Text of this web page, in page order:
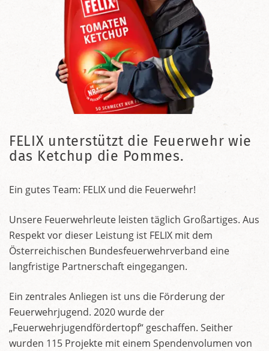
FELIX unterstützt die Feuerwehr wie
das Ketchup die Pommes.
Ein gutes Team: FELIX und die Feuerwehr!
Unsere Feuerwehrleute leisten täglich Großartiges. Aus
Respekt vor dieser Leistung ist FELIX mit dem
Österreichischen Bundesfeuerwehrverband eine
langfristige Partnerschaft eingegangen.
Ein zentrales Anliegen ist uns die Förderung der
Feuerwehrjugend. 2020 wurde der
„Feuerwehrjugendfördertopf“ geschaffen. Seither
wurden 115 Projekte mit einem Spendenvolumen von